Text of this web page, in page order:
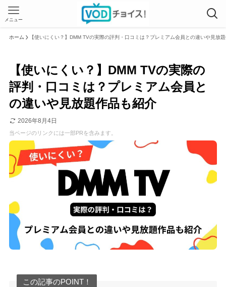
メニュー
ホーム 【使いにくい？】DMM TVの実際の評判・口コミは？プレミアム会員との違いや見放
【使いにくい？】DMM TVの実際の
評判・口コミは？プレミアム会員と
の違いや見放題作品も紹介
2026年8月4日
当ページのリンクには一部PRを含みます。
この記事のPOINT！